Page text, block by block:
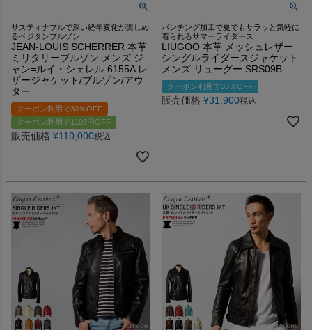
サスティナブルで深い経年変化が楽しめ
るベジタンブルゾン
JEAN-LOUIS SCHERRER 本革
ミリタリーブルゾン メンズ ジ
ャン=ルイ・シェレル 6155A レ
ザージャケット/ブルゾン/アウ
ター
クーポン利用で30％OFF
クーポン利用で1103円OFF
販売価格 ¥110,000税込
パンチング加工で夏でもサラッと気軽に
着られるサマーライダース
LIUGOO 本革 メッシュレザー
シングルライダースジャケット
メンズ リューグー SRS09B
クーポン利用で33％OFF
販売価格 ¥31,900税込